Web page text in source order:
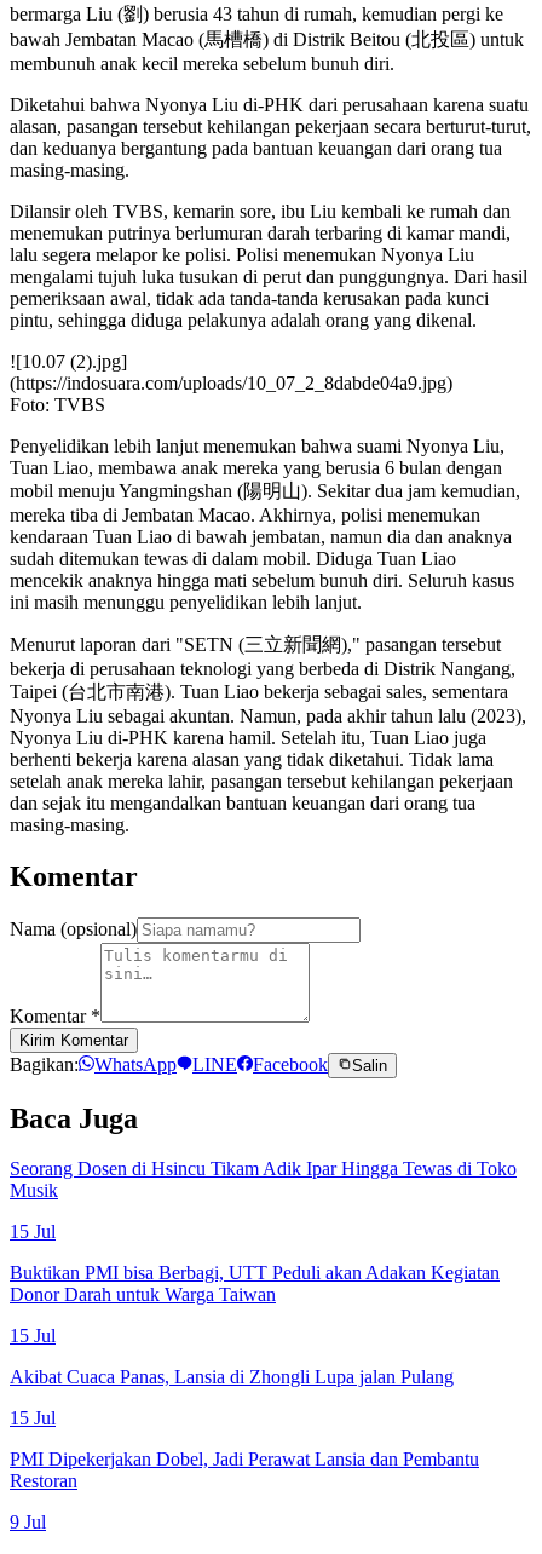
bermarga Liu (劉) berusia 43 tahun di rumah, kemudian pergi ke
bawah Jembatan Macao (馬槽橋) di Distrik Beitou (北投區) untuk
membunuh anak kecil mereka sebelum bunuh diri.
Diketahui bahwa Nyonya Liu di-PHK dari perusahaan karena suatu
alasan, pasangan tersebut kehilangan pekerjaan secara berturut-turut,
dan keduanya bergantung pada bantuan keuangan dari orang tua
masing-masing.
Dilansir oleh TVBS, kemarin sore, ibu Liu kembali ke rumah dan
menemukan putrinya berlumuran darah terbaring di kamar mandi,
lalu segera melapor ke polisi. Polisi menemukan Nyonya Liu
mengalami tujuh luka tusukan di perut dan punggungnya. Dari hasil
pemeriksaan awal, tidak ada tanda-tanda kerusakan pada kunci
pintu, sehingga diduga pelakunya adalah orang yang dikenal.
![10.07 (2).jpg]
(https://indosuara.com/uploads/10_07_2_8dabde04a9.jpg)
Foto: TVBS
Penyelidikan lebih lanjut menemukan bahwa suami Nyonya Liu,
Tuan Liao, membawa anak mereka yang berusia 6 bulan dengan
mobil menuju Yangmingshan (陽明山). Sekitar dua jam kemudian,
mereka tiba di Jembatan Macao. Akhirnya, polisi menemukan
kendaraan Tuan Liao di bawah jembatan, namun dia dan anaknya
sudah ditemukan tewas di dalam mobil. Diduga Tuan Liao
mencekik anaknya hingga mati sebelum bunuh diri. Seluruh kasus
ini masih menunggu penyelidikan lebih lanjut.
Menurut laporan dari "SETN (三立新聞網)," pasangan tersebut
bekerja di perusahaan teknologi yang berbeda di Distrik Nangang,
Taipei (台北市南港). Tuan Liao bekerja sebagai sales, sementara
Nyonya Liu sebagai akuntan. Namun, pada akhir tahun lalu (2023),
Nyonya Liu di-PHK karena hamil. Setelah itu, Tuan Liao juga
berhenti bekerja karena alasan yang tidak diketahui. Tidak lama
setelah anak mereka lahir, pasangan tersebut kehilangan pekerjaan
dan sejak itu mengandalkan bantuan keuangan dari orang tua
masing-masing.
Komentar
Nama (opsional)
Komentar *
Kirim Komentar
Bagikan: WhatsApp LINE Facebook Salin
Baca Juga
Seorang Dosen di Hsincu Tikam Adik Ipar Hingga Tewas di Toko
Musik
15 Jul
Buktikan PMI bisa Berbagi, UTT Peduli akan Adakan Kegiatan
Donor Darah untuk Warga Taiwan
15 Jul
Akibat Cuaca Panas, Lansia di Zhongli Lupa jalan Pulang
15 Jul
PMI Dipekerjakan Dobel, Jadi Perawat Lansia dan Pembantu
Restoran
9 Jul